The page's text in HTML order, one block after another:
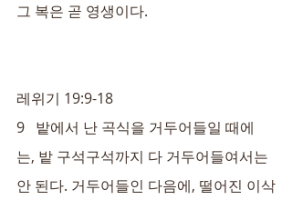
그 복은 곧 영생이다.
레위기 19:9-18
9   밭에서 난 곡식을 거두어들일 때에
는, 밭 구석구석까지 다 거두어들여서는
안 된다. 거두어들인 다음에, 떨어진 이삭